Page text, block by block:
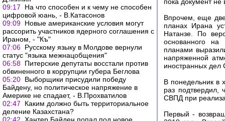
09:17
На что способен и к чему не способен
цифровой юань, - В.Катасонов
09:09 Новые американские условия могут
рассорить участников ядерного соглашения с
Ираном, - "Къ"
07:06 Русскому языку в Молдове вернули
статус "языка межнацобщения"
06:58 Питерские депутаты восстали против
обвиненного в коррупции губера Беглова
05:20 Выборщики присудили победу
Байдену, но политическое напряжение в
Америке не спадает, - В.Прохватилов
02:47
Каким должно быть территориальное
деление Казахстана?
Впрочем, еще
планах Ирана
Натанзе. По
основанного на
планами
напряженной
иностранных дел
В понедельник в
раз подтвердил,
СВПД при
Первый -